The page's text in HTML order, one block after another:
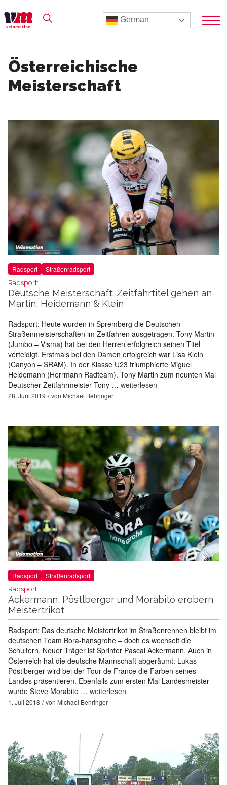
German
Österreichische
Meisterschaft
Radsport Straßenradsport
Radsport:
Deutsche Meisterschaft: Zeitfahrtitel gehen an
Martin, Heidemann & Klein
Radsport: Heute wurden in Spremberg die Deutschen
Straßenmeisterschaften im Zeitfahren ausgetragen. Tony Martin
(Jumbo – Visma) hat bei den Herren erfolgreich seinen Titel
verteidigt. Erstmals bei den Damen erfolgreich war Lisa Klein
(Canyon – SRAM). In der Klasse U23 triumphierte Miguel
Heidemann (Herrmann Radteam). Tony Martin zum neunten Mal
Deutscher Zeitfahrmeister Tony … weiterlesen
28. Juni 2019 von Michael Behringer
Radsport Straßenradsport
Radsport:
Ackermann, Pöstlberger und Morabito erobern
Meistertrikot
Radsport: Das deutsche Meistertrikot im Straßenrennen bleibt im
deutschen Team Bora-hansgrohe – doch es wechselt die
Schultern. Neuer Träger ist Sprinter Pascal Ackermann. Auch in
Österreich hat die deutsche Mannschaft abgeräumt: Lukas
Pöstlberger wird bei der Tour de France die Farben seines
Landes präsentieren. Ebenfalls zum ersten Mal Landesmeister
wurde Steve Morabito … weiterlesen
1. Juli 2018 von Michael Behringer